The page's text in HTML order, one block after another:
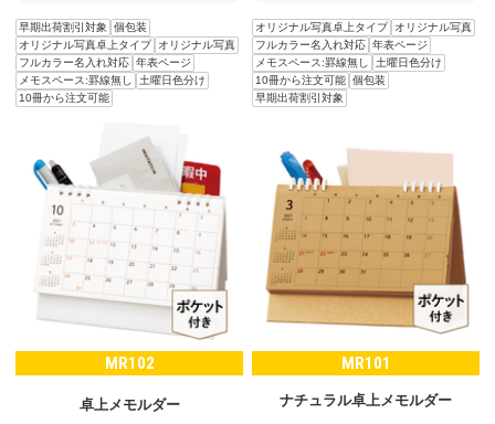
早期出荷割引対象
個包装
オリジナル写真卓上タイプ
オリジナル写真
フルカラー名入れ対応 年表ページ
メモスペース:罫線無し
土曜日色分け
10冊から注文可能
オリジナル写真卓上タイプ
オリジナル写真
フルカラー名入れ対応 年表ページ
メモスペース:罫線無し
土曜日色分け
10冊から注文可能 個包装
早期出荷割引対象
MR102
卓上メモルダー
MR101
ナチュラル卓上メモルダー